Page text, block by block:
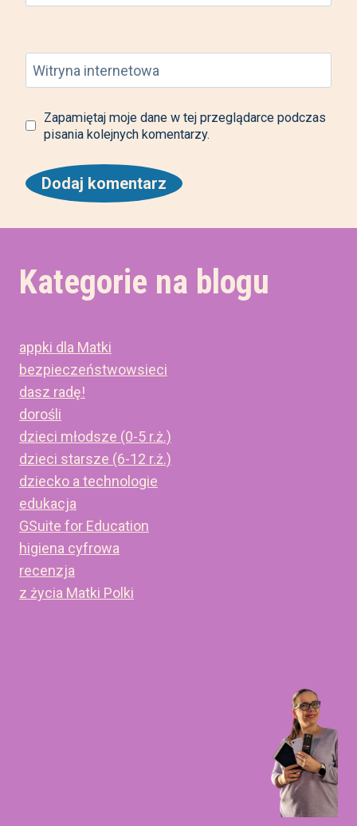
Witryna internetowa
Zapamiętaj moje dane w tej przeglądarce podczas
pisania kolejnych komentarzy.
Kategorie na blogu
appki dla Matki
bezpieczeństwowsieci
dasz radę!
dorośli
dzieci młodsze (0-5 r.ż.)
dzieci starsze (6-12 r.ż.)
dziecko a technologie
edukacja
GSuite for Education
higiena cyfrowa
recenzja
z życia Matki Polki